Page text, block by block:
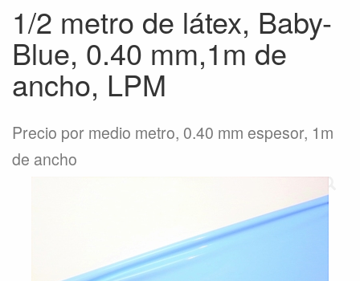
1/2 metro de látex, Baby-
Blue, 0.40 mm,1m de
ancho, LPM
Precio por medio metro, 0.40 mm espesor, 1m
de ancho